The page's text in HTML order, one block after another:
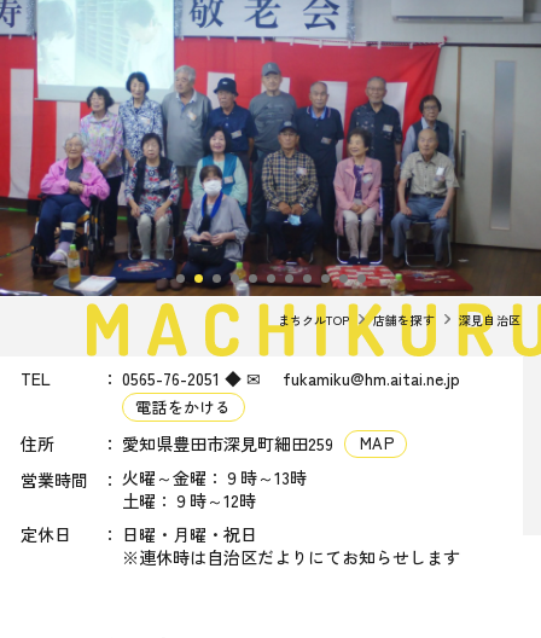
まちクルTOP 店舗を探す 深見自治区
TEL 0565-76-2051 ◆ ✉ fukamiku@hm.aitai.ne.jp
電話をかける
住所 愛知県豊田市深見町細田259 MAP
営業時間
火曜～金曜：９時～13時
土曜：９時～12時
定休日
日曜・月曜・祝日
※連休時は自治区だよりにてお知らせします